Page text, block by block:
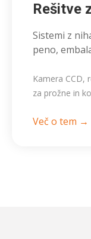
Rešitve
Sistemi z
peno,
Kamera CCD,
za prožne in
Več o tem →